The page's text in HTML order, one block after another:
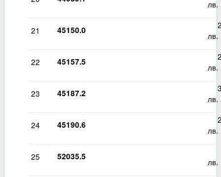
лв.
21 45150.0
лв.
22 45157.5
лв.
23 45187.2
лв.
24 45190.6
лв.
25 52035.5
лв.